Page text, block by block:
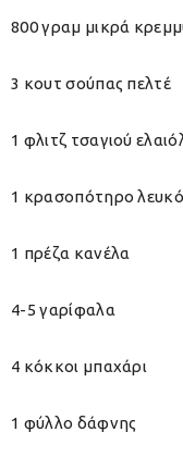
800 γραμ μικρά
3 κουτ σούπας πελτέ
1 φλιτζ τσαγιού
1 κρασοπότηρο
1 πρέζα κανέλα
4-5 γαρίφαλα
4 κόκκοι μπαχάρι
1 φύλλο δάφνης